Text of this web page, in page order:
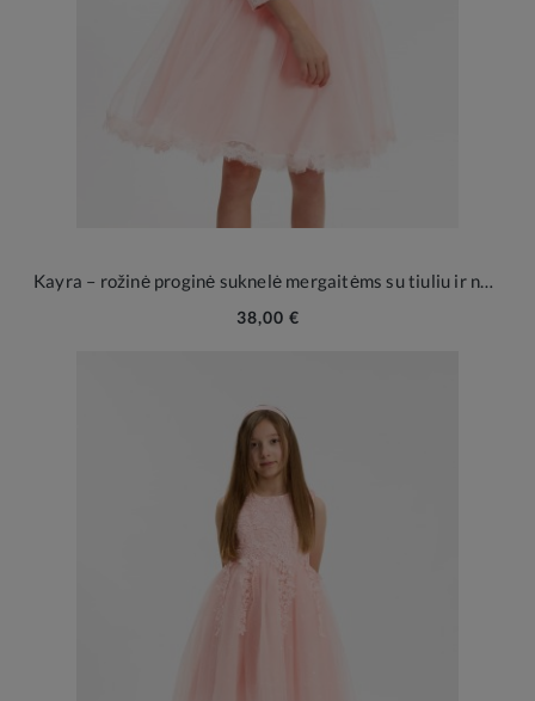
Kayra – rožinė proginė suknelė mergaitėms su tiuliu ir nėriniais
38,00 €